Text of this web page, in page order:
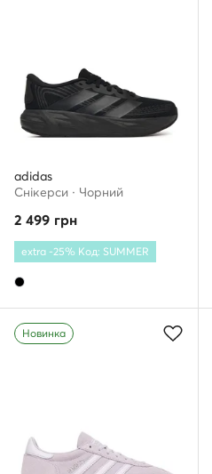
adidas
Снікерcи · Чорний
2 499 грн
extra -25% Код: SUMMER
Новинка